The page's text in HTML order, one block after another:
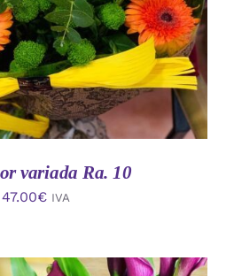
variada Ra. 10
47.00€ IVA